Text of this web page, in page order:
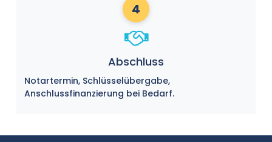
4
Abschluss
Notartermin, Schlüsselübergabe,
Anschlussfinanzierung bei Bedarf.